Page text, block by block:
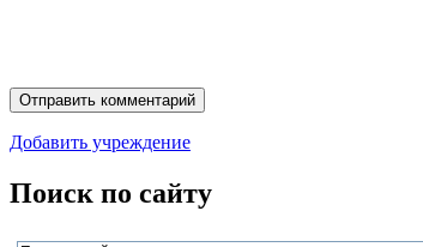
Добавить учреждение
Поиск по сайту